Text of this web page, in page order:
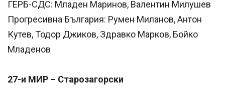
ГЕРБ-СДС: Младен Маринов, Валентин Милушев
Прогресивна България: Румен Миланов, Антон
Кутев, Тодор Джиков, Здравко Марков, Бойко
Младенов
27-и МИР – Старозагорски